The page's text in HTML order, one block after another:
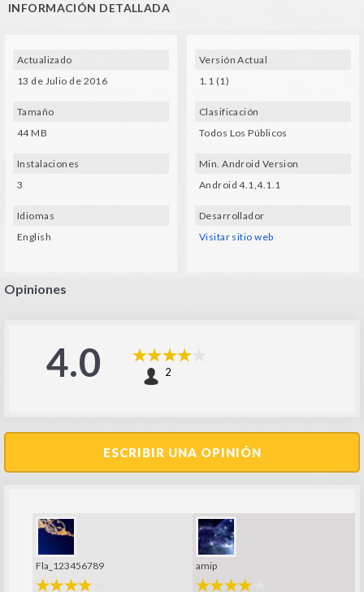
INFORMACIÓN DETALLADA
Actualizado
13 de Julio de 2016
Tamaño
44 MB
Instalaciones
3
Idiomas
English
Versión Actual
1.1 (1)
Clasificación
Todos Los Públicos
Min. Android Version
Android 4.1,4.1.1
Desarrollador
Visitar sitio web
Opiniones
4.0 2
ESCRIBIR UNA OPINIÓN
Fla_123456789 amip